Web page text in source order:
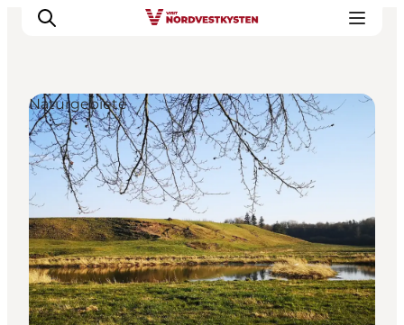
Urlaubsorte
Inspiration
Events
Unterkunft
Mach deine Urlaubsplanung
Naturgebiete